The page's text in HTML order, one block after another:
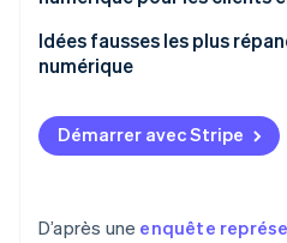
Intégration aux systèmes
Protection des données et
blanchiment d’argent (AML)
Intégration technique et
Règlement et liquidité
Traitement comptable de
Flexibilité d’utilisation
Disponibilité immédiate des
Mesures de sécurité et
Idées fausses les plus
numérique
L’euro numérique ne
L’euro numérique n’est pas
l’euro numérique
Démarrer avec Stripe
D’après une enquête